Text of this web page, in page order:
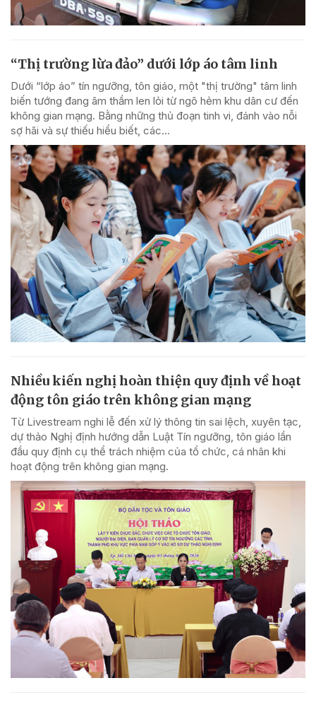
“Thị trường lừa đảo” dưới lớp áo tâm linh
Dưới “lớp áo” tín ngưỡng, tôn giáo, một "thị trường" tâm linh
biến tướng đang âm thầm len lỏi từ ngõ hẻm khu dân cư đến
không gian mạng. Bằng những thủ đoạn tinh vi, đánh vào nỗi
sợ hãi và sự thiếu hiểu biết, các...
Nhiều kiến nghị hoàn thiện quy định về hoạt
động tôn giáo trên không gian mạng
Từ Livestream nghi lễ đến xử lý thông tin sai lệch, xuyên tạc,
dự thảo Nghị định hướng dẫn Luật Tín ngưỡng, tôn giáo lần
đầu quy định cụ thể trách nhiệm của tổ chức, cá nhân khi
hoạt động trên không gian mạng.